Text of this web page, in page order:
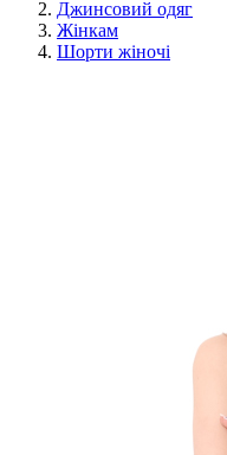
Джинсовий одяг
Жінкам
Шорти жіночі